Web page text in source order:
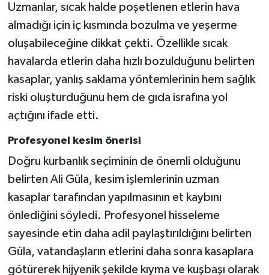
Uzmanlar, sıcak halde poşetlenen etlerin hava
almadığı için iç kısmında bozulma ve yeşerme
oluşabileceğine dikkat çekti. Özellikle sıcak
havalarda etlerin daha hızlı bozulduğunu belirten
kasaplar, yanlış saklama yöntemlerinin hem sağlık
riski oluşturduğunu hem de gıda israfına yol
açtığını ifade etti.
Profesyonel kesim önerisi
Doğru kurbanlık seçiminin de önemli olduğunu
belirten Ali Güla, kesim işlemlerinin uzman
kasaplar tarafından yapılmasının et kaybını
önlediğini söyledi. Profesyonel hisseleme
sayesinde etin daha adil paylaştırıldığını belirten
Güla, vatandaşların etlerini daha sonra kasaplara
götürerek hijyenik şekilde kıyma ve kuşbaşı olarak